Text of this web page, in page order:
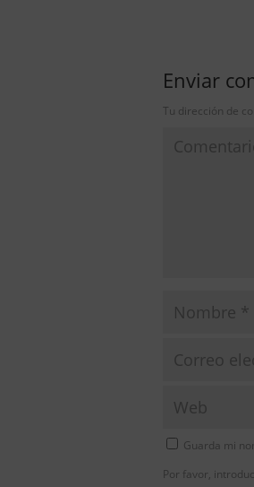
Enviar
Tu dirección de
Guarda mi
Por favor,